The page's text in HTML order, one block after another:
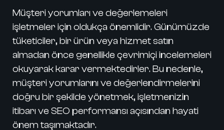
Müşteri yorumları ve değerlemeleri
işletmeler için oldukça önemlidir. Günümüzde
tüketiciler, bir ürün veya hizmet satın
almadan önce genellikle çevrimiçi incelemeleri
okuyarak karar vermektedirler. Bu nedenle,
müşteri yorumlarını ve değerlendirmelerini
doğru bir şekilde yönetmek, işletmenizin
itibarı ve SEO performansı açısından hayati
önem taşımaktadır.